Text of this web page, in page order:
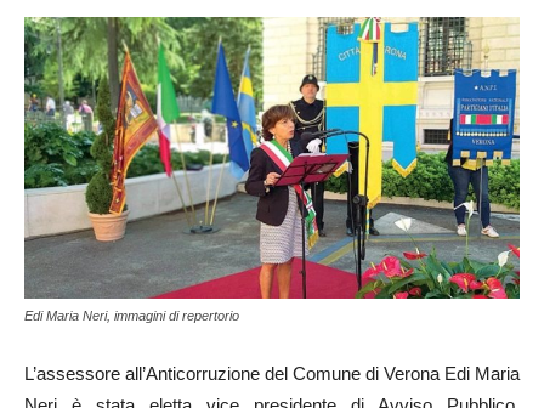
Edi Maria Neri, immagini di repertorio
L’assessore all’Anticorruzione del Comune di Verona Edi Maria